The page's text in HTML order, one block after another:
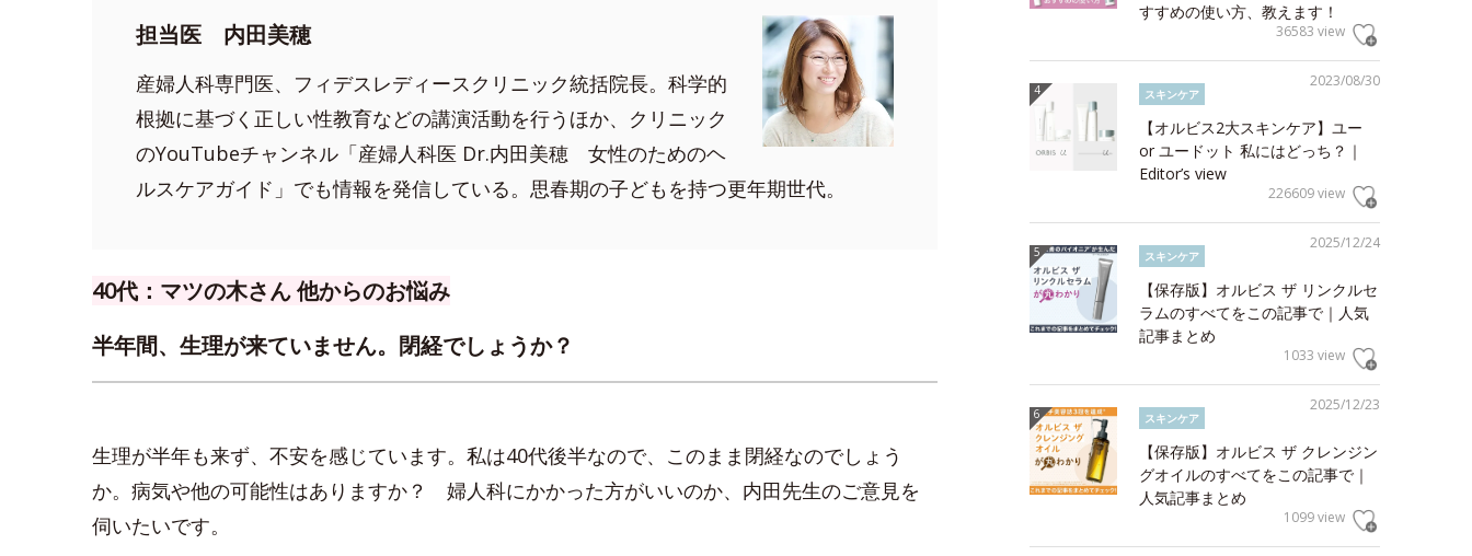
担当医 内田美穂
産婦人科専門医、フィデスレディースクリニック統括院長。科学的
根拠に基づく正しい性教育などの講演活動を行うほか、クリニック
のYouTubeチャンネル「産婦人科医 Dr.内田美穂 女性のためのヘ
ルスケアガイド」でも情報を発信している。思春期の子どもを持つ更年期世代。
40代：マツの木さん 他からのお悩み
半年間、生理が来ていません。閉経でしょうか？
生理が半年も来ず、不安を感じています。私は40代後半なので、このまま閉経なのでしょう
か。病気や他の可能性はありますか？ 婦人科にかかった方がいいのか、内田先生のご意見を
伺いたいです。
すすめの使い方、教えます！
36583 view
2023/08/30
スキンケア
【オルビス2大スキンケア】ユー
or ユードット 私にはどっち？｜
Editor’s view
226609 view
2025/12/24
スキンケア
【保存版】オルビス ザ リンクルセ
ラムのすべてをこの記事で｜人気
記事まとめ
1033 view
2025/12/23
スキンケア
【保存版】オルビス ザ クレンジン
グオイルのすべてをこの記事で｜
人気記事まとめ
1099 view